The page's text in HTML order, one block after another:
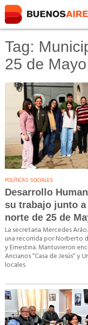
Tag:
25 de Mayo
POLÍTICAS SOCIALES
Desarrollo
su trabajo junto a
norte de 25 de
La secretaria Mercedes
una recorrida por Norberto
y Ernestina. Mantuvieron
Ancianos “Casa de Jesús” y
locales.